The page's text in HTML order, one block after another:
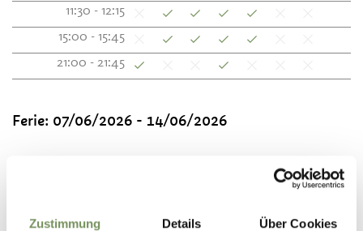
Zustimmung Details Über Cookies
11:30 - 12:15
15:00 - 15:45
21:00 - 21:45
Ferie: 07/06/2026 - 14/06/2026
15/06/2026 - 30/10/2026